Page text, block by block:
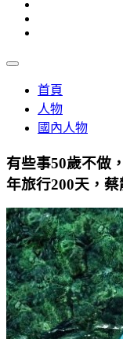
首頁
人物
國內人物
有些事50歲不做
年旅行200天，